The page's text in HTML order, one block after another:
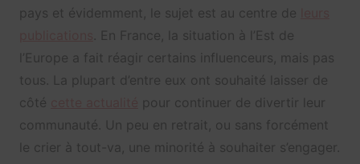
pays et évidemment, le sujet est au centre de
. En France, la situation à l’Est de
l’Europe a fait réagir certains influenceurs, mais pas
tous. La plupart d’entre eux ont souhaité laisser de
côté
pour continuer de divertir leur
communauté. Un peu en retrait, ou sans forcément
le crier à tout-va, une minorité à souhaiter s’engager.